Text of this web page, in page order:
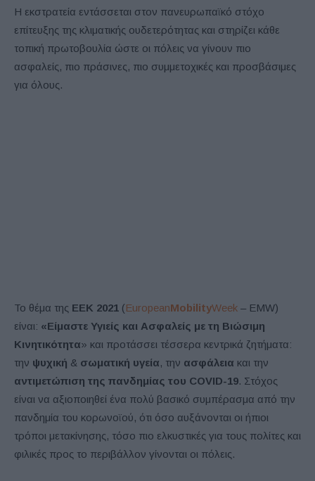
Η εκστρατεία εντάσσεται στον πανευρωπαϊκό στόχο
επίτευξης της κλιματικής ουδετερότητας και στηρίζει κάθε
τοπική πρωτοβουλία ώστε οι πόλεις να γίνουν πιο
ασφαλείς, πιο πράσινες, πιο συμμετοχικές και προσβάσιμες
για όλους.
Το θέμα της ΕΕΚ 2021 (EuropeanMobilityWeek – EMW)
είναι: «Είμαστε Υγιείς και Ασφαλείς με τη Βιώσιμη
Κινητικότητα» και προτάσσει τέσσερα κεντρικά ζητήματα:
την ψυχική & σωματική υγεία, την ασφάλεια και την
αντιμετώπιση της πανδημίας του COVID-19. Στόχος
είναι να αξιοποιηθεί ένα πολύ βασικό συμπέρασμα από την
πανδημία του κορωνοϊού, ότι όσο αυξάνονται οι ήπιοι
τρόποι μετακίνησης, τόσο πιο ελκυστικές για τους πολίτες και
φιλικές προς το περιβάλλον γίνονται οι πόλεις.